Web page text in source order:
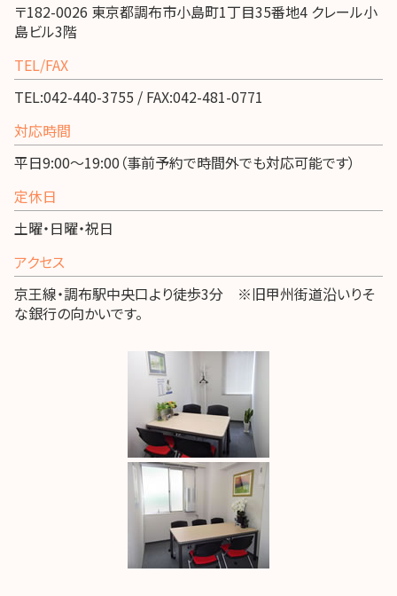
〒182-0026 東京都調布市小島町1丁目35番地4 クレール小
島ビル3階
TEL/FAX
TEL:042-440-3755 / FAX:042-481-0771
対応時間
平日9:00～19:00（事前予約で時間外でも対応可能です）
定休日
土曜・日曜・祝日
アクセス
京王線・調布駅中央口より徒歩3分 ※旧甲州街道沿いりそ
な銀行の向かいです。